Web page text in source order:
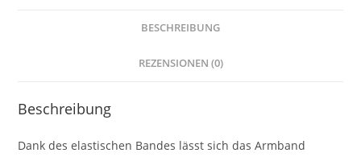
BESCHREIBUNG
REZENSIONEN (0)
Beschreibung
Dank des elastischen Bandes lässt sich das Armband